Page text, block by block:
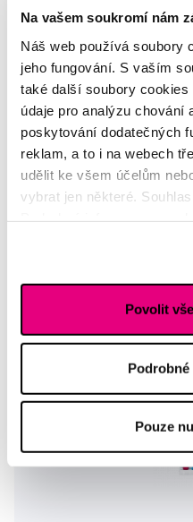
Na vašem soukromí nám
Náš web používá soubory
jeho fungování. S vaším
také další soubory
údaje pro analýzu chování
poskytování dodatečných
reklam, a to i na webech
udělit ke všem účelům
vybrat jen některé.
Povolit
Podrobné
Pouze
59 Kč
5,0/5 (40x)
Ihned